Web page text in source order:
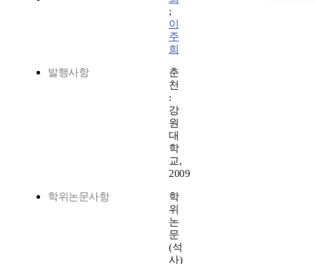
;
이
주
희
발행사항
춘
천
:
강
원
대
학
교,
2009
학위논문사항
학
위
논
문
(석
사)